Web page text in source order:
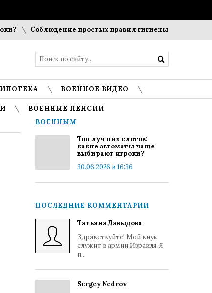
Соблюдение простых правил гигиены помогает
ВОЕННОЕ ВИДЕО
ВОЕННЫЕ ПЕНСИИ
ВОЕННЫМ
Топ лучших слотов:
какие автоматы чаще
выбирают игроки?
30.06.2026 в 16:36
ПОСЛЕДНИЕ КОММЕНТАРИИ
Татьяна Давыдова
Здравствуйте! Мой внук
служит в армии Израиля. Я
п...
Sergey Nedrov